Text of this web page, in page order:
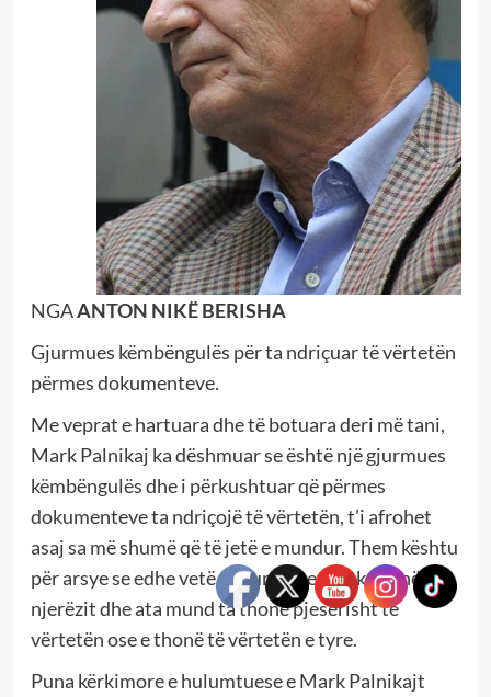
NGAANTON NIKË BERISHA
Gjurmues këmbëngulës për ta ndriçuar të vërtetën
përmes dokumenteve.
Me veprat e hartuara dhe të botuara deri më tani,
Mark Palnikaj ka dëshmuar se është një gjurmues
këmbëngulës dhe i përkushtuar që përmes
dokumenteve ta ndriçojë të vërtetën, t’i afrohet
asaj sa më shumë që të jetë e mundur. Them kështu
për arsye se edhe vetë dokumentet i shkruajnë
njerëzit dhe ata mund ta thonë pjesërisht të
vërtetën ose e thonë të vërtetën e tyre.
Puna kërkimore e hulumtuese e Mark Palnikajt